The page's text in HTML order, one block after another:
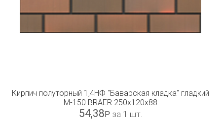
Кирпич полуторный 1,4НФ "Баварская кладка" гладкий
М-150 BRAER 250x120x88
54,38Р за 1 шт.